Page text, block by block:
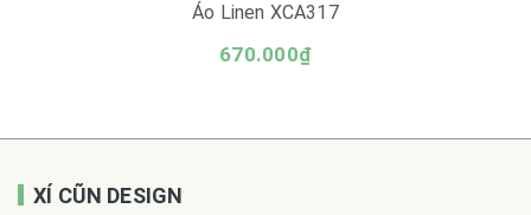
Áo Linen XCA317
670.000₫
XÍ CŨN DESIGN